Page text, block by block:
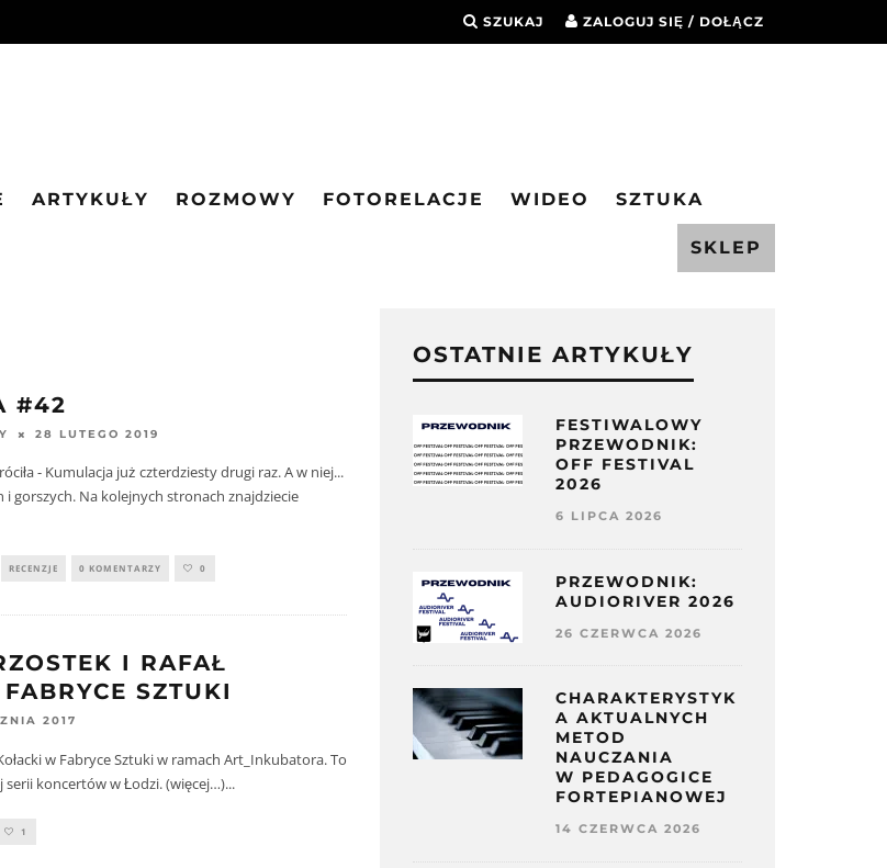
SZUKAJ ZALOGUJ SIĘ / DOŁĄCZ
ARTYKUŁY ROZMOWY FOTORELACJE WIDEO SZTUKA
SKLEP
#42
28 LUTEGO 2019
- Kumulacja już czterdziesty drugi raz. A w niej...
i gorszych. Na kolejnych stronach znajdziecie
RECENZJE 0 KOMENTARZY 0
I RAFAŁ
SZTUKI
2017
w Fabryce Sztuki w ramach Art_Inkubatora. To
koncertów w Łodzi. (więcej…)...
1
OSTATNIE ARTYKUŁY
FESTIWALOWY
PRZEWODNIK:
OFF FESTIVAL
2026
6 LIPCA 2026
PRZEWODNIK:
AUDIORIVER 2026
26 CZERWCA 2026
CHARAKTERYSTYK
A AKTUALNYCH
METOD
NAUCZANIA
W PEDAGOGICE
FORTEPIANOWEJ
14 CZERWCA 2026